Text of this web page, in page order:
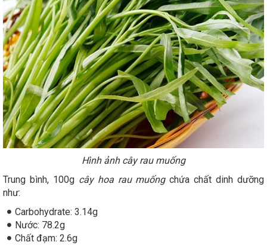
Hình ảnh cây rau muống
Trung bình, 100gcây hoa rau muốngchứa chất dinh dưỡng
như:
Carbohydrate: 3.14g
Nước: 78.2g
Chất đạm: 2.6g